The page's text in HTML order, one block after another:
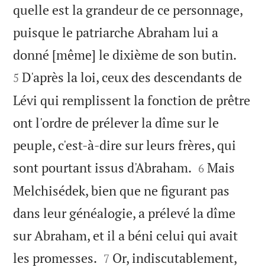
quelle est la grandeur de ce personnage,
puisque le patriarche Abraham lui a
donné [même] le dixième de son butin.
5 D'après la loi, ceux des descendants de
Lévi qui remplissent la fonction de prêtre
ont l'ordre de prélever la dîme sur le
peuple, c'est-à-dire sur leurs frères, qui
sont pourtant issus d'Abraham. 

6 Mais
Melchisédek, bien que ne figurant pas
dans leur généalogie, a prélevé la dîme
sur Abraham, et il a béni celui qui avait
les promesses. 

7 Or, indiscutablement,